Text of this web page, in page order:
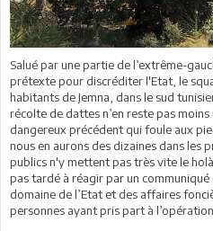
Salué par une partie de l’extrême-
prétexte pour discréditer l'Etat, le
habitants de Jemna, dans le sud
récolte de dattes n’en reste pas
dangereux précédent qui foule aux
nous en aurons des dizaines dans les
publics n'y mettent pas très vite le
pas tardé à réagir par un
domaine de l’Etat et des affaires
personnes ayant pris part à